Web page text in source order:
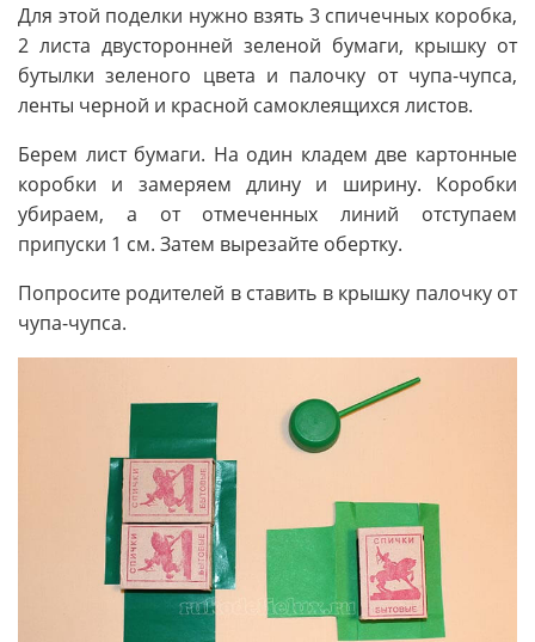
Для этой поделки нужно взять 3 спичечных коробка,
2 листа двусторонней зеленой бумаги, крышку от
бутылки зеленого цвета и палочку от чупа-чупса,
ленты черной и красной самоклеящихся листов.
Берем лист бумаги. На один кладем две картонные
коробки и замеряем длину и ширину. Коробки
убираем, а от отмеченных линий отступаем
припуски 1 см. Затем вырезайте обертку.
Попросите родителей в ставить в крышку палочку от
чупа-чупса.